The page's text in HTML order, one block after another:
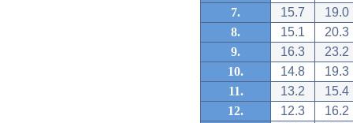
7.
15.7
19.0
8.
15.1
20.3
9.
16.3
23.2
10.
14.8
19.3
11.
13.2
15.4
12.
12.3
16.2